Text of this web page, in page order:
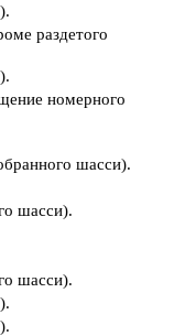
раздетого
номерного
шасси).
шасси).
шасси).